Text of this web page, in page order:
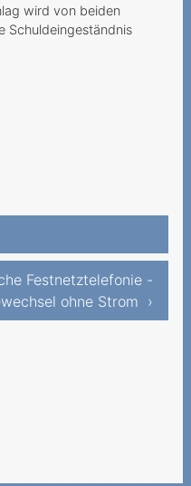
wird von beiden
Schuldeingeständnis
Festnetztelefonie -
ohne Strom ›
trotz
Vertrag
Vertrag ohne